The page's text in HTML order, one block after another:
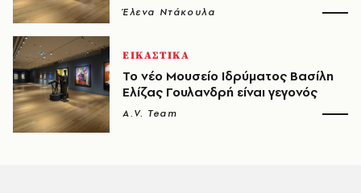
Έλενα Ντάκουλα
ΕΙΚΑΣΤΙΚΑ
Το νέο Μουσείο Ιδρύματος Βασίλη
Ελίζας Γουλανδρή είναι γεγονός
A.V. Team